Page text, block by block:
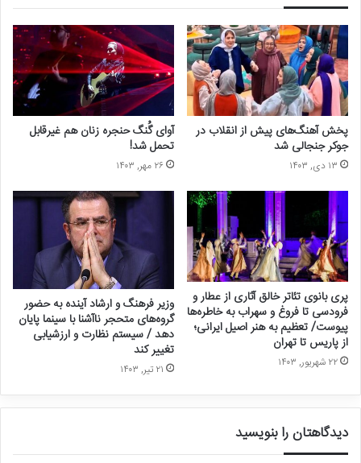
پخش آهنگ‌های پیش از انقلاب در
جوکر جنجالی شد
۱۳ دی, ۱۴۰۳
آوای گُنگ حنجره‌ زنان هم غیرقابل
تحمل شد!
۲۶ مهر, ۱۴۰۳
پری بانوی تئاتر خالق آثاری از عطار و
فرودسی تا فروغ و سهراب به خاطره‌ها
پیوست/ تعظیم به هنر اصیل ایرانی؛
از پاریس تا تهران
۲۲ شهریور, ۱۴۰۳
وزیر فرهنگ و ارشاد آینده به حضور
گروه‌های متحجر ناآشنا با سینما پایان
دهد / سیستم نظارت و ارزشیابی
تغییر کند
۲۱ تیر, ۱۴۰۳
دیدگاهتان را بنویسید